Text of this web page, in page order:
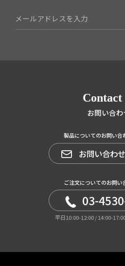
Contact
お問い合わ
製品についてのお問い合
お問い合わ
ご注文についてのお問い
03-
平日10:00-12:00 / 14:00-